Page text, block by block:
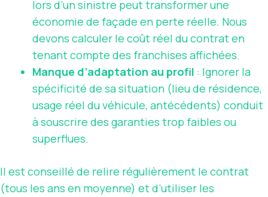
lors d’un sinistre peut transformer une
économie de façade en perte réelle. Nous
devons calculer le coût réel du contrat en
tenant compte des franchises affichées.
Manque d’adaptation au profil : Ignorer la
spécificité de sa situation (lieu de résidence,
usage réel du véhicule, antécédents) conduit
à souscrire des garanties trop faibles ou
superflues.
Il est conseillé de relire régulièrement le contrat
(tous les ans en moyenne) et d’utiliser les